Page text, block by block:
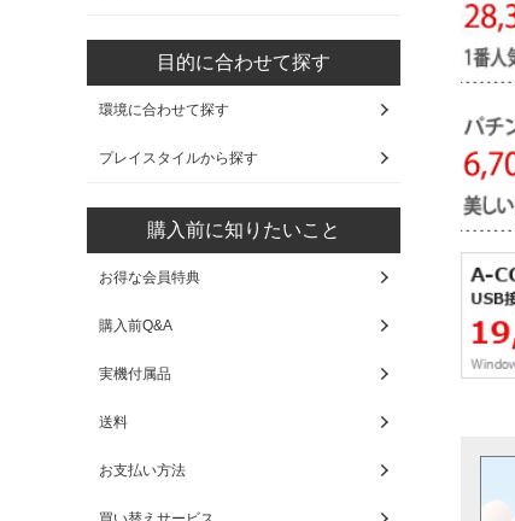
目的に合わせて探す
環境に合わせて探す
プレイスタイルから探す
購入前に知りたいこと
お得な会員特典
購入前Q&A
実機付属品
送料
お支払い方法